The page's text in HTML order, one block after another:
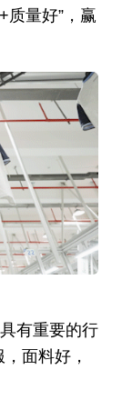
量好”，赢
有重要的行
面料好，